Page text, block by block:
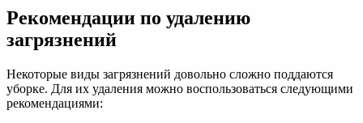
Рекомендации по удалению
загрязнений
Некоторые виды загрязнений довольно сложно поддаются
уборке. Для их удаления можно воспользоваться следующими
рекомендациями: